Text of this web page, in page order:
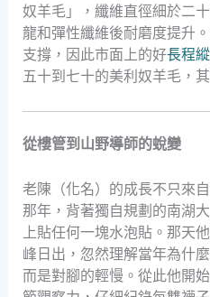
奴羊毛」，纖維直徑細於二
龍和彈性纖維後耐磨度提升
支撐，因此市面上的好長程
五十到七十的美利奴羊毛，
從樓管到山野導師的蛻變
老陳（化名）的成長不只來
那年，背著獨自規劃的南湖
上貼任何一塊水泡貼。那天
峰日出，忽然理解當年為什
而是對腳的輕慢。從此他開